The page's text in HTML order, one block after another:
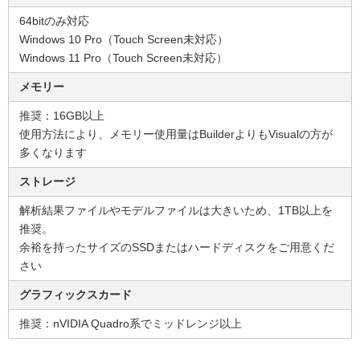
64bitのみ対応
Windows 10 Pro（Touch Screen未対応）
Windows 11 Pro（Touch Screen未対応）
メモリー
推奨：16GB以上
使用方法により、メモリー使用量はBuilderよりもVisualの方が
多くなります
ストレージ
解析結果ファイルやモデルファイルは大きいため、1TB以上を
推奨。
余裕を持ったサイズのSSDまたはハードディスクをご用意くだ
さい
グラフィックスカード
推奨：nVIDIA Quadro系でミッドレンジ以上